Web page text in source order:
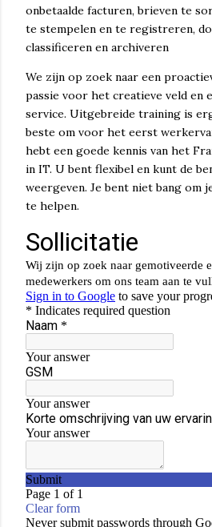
onbetaalde facturen, brieven te
te stempelen en te registreren,
classificeren en archiveren
We zijn op zoek naar een
passie voor het creatieve veld en
service. Uitgebreide training is
beste om voor het eerst
hebt een goede kennis van het
in IT. U bent flexibel en kunt de
weergeven. Je bent niet bang om
te helpen.